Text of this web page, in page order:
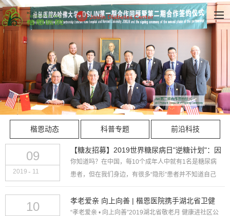
楷恩动态 科普专题 前沿科技
09
2019 - 11
【糖友招募】2019世界糖尿病日"逆糖计划"：因
爱陪伴，让家庭更健康
你知道吗？在中国，每10个成年人中就有1名是糖尿病
患者，但在我们身边，有很多“隐形”患者并不知道自己
病日”来临之际，楷恩医院联合美国哈佛jos...
10
孝老爱亲 向上向善 | 楷恩医院携手湖北省卫健
委、湖北省老龄协会 协力共助老人安康
“孝老爱亲 • 向上向善”2019湖北省敬老月 健康进社区公